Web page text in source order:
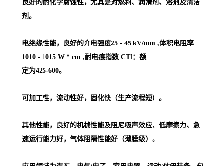
良好的耐化学腐蚀性，尤其是对燃料、润滑剂、溶剂及清洁
剂。
电绝缘性能，良好的介电强度25 - 45 kV/mm ,体积电阻率
1010 - 1015 W * cm ,耐电痕指数 CTI：额
定为425-600。
可加工性，流动性好，固化快（生产流程短）。
其他性能，良好的机械性能及阻尼吸声效应、低摩擦力、急
速运行能力好，气体阻隔性能好（薄膜级）。